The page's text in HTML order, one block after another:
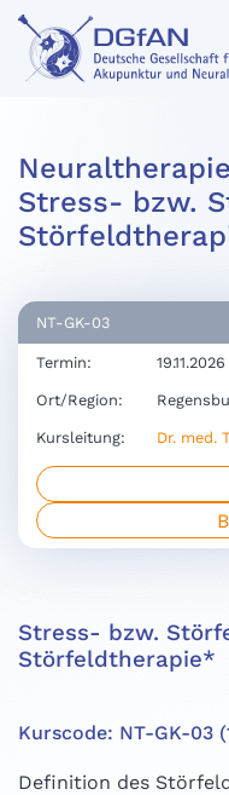
Stress- bzw.
NT-GK-03
Termin:
Ort/Region:
Kursleitung: Dr. med.
Stress- bzw.
Störfeldtherapie*
Kurscode: NT-GK-03
Definition des